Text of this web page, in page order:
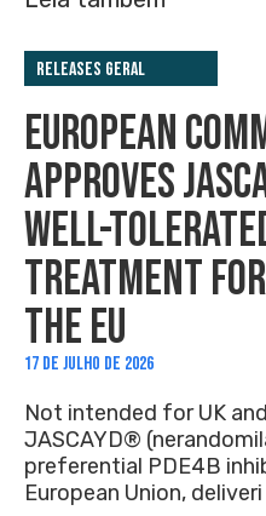
Releases Geral
EUROPEAN
APPROVES
WELL-
TREATMENT
THE EU
17 DE JULHO DE 2026
Not intended for UK
JASCAYD®
preferential PDE4B
European Union, deliveri